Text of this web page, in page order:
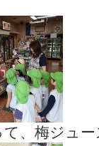
、梅ジュ